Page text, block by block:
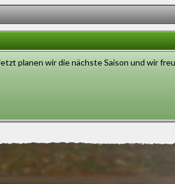
planen wir die nächste Saison und wir